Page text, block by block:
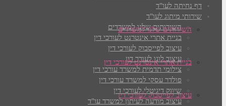
השירותים שלנו למשרדים
בניית אתרי אינטרנט לעורכי דין
עיצוב לפייסבוק לעורכי דין
דף נחיתה לעו"ד
שירותי מיתוג לעו"ד
השירותים שלנו למשרדים
בניית אתרי אינטרנט לעורכי דין
עיצוב לפייסבוק לעורכי דין
עיצוב לוגו לעורך דין
צילומי תדמית למשרד עורכי דין
פולדר עסקי למשרד עורכי דין
שיווק דיגיטלי לעורכי דין
עיצוב מודעה לעיתון למשרד עו"ד